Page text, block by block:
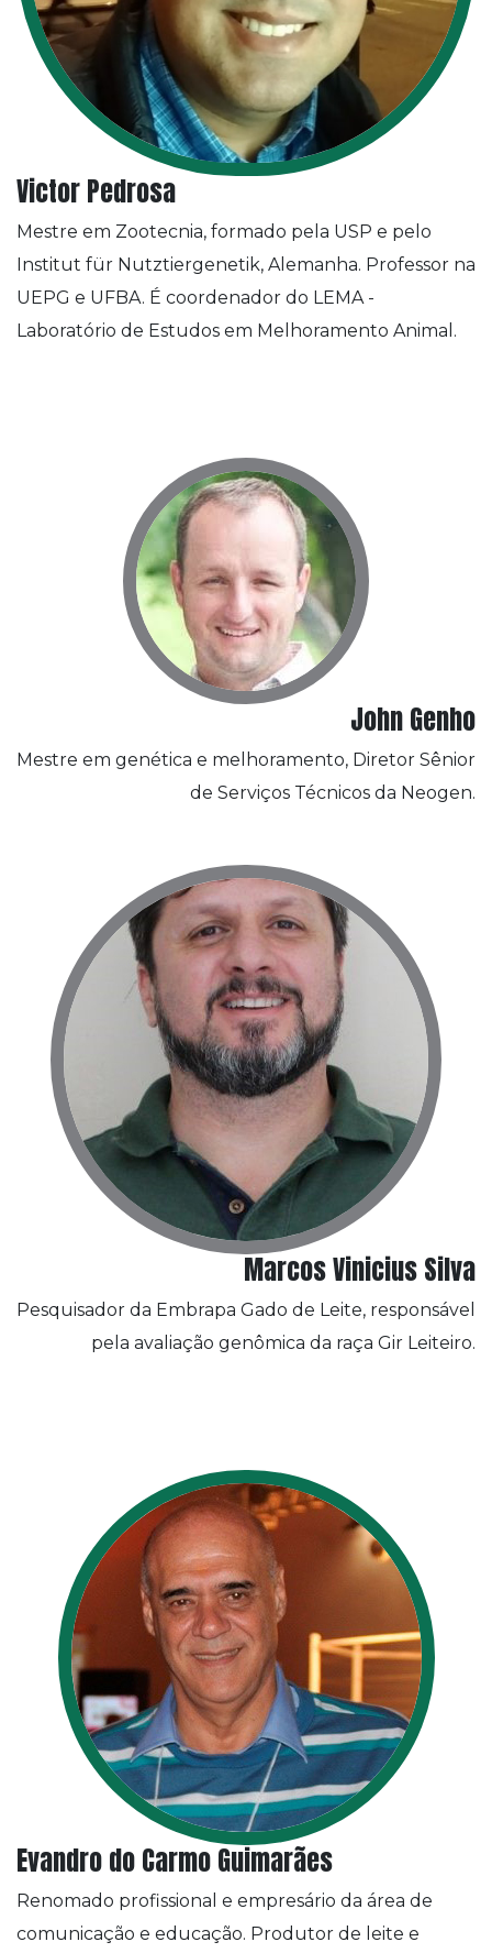
Victor Pedrosa
Mestre em Zootecnia, formado pela USP e pelo
Institut für Nutztiergenetik, Alemanha. Professor na
UEPG e UFBA. É coordenador do LEMA -
Laboratório de Estudos em Melhoramento Animal.
John Genho
Mestre em genética e melhoramento, Diretor Sênior
de Serviços Técnicos da Neogen.
Marcos Vinicius Silva
Pesquisador da Embrapa Gado de Leite, responsável
pela avaliação genômica da raça Gir Leiteiro.
Evandro do Carmo Guimarães
Renomado profissional e empresário da área de
comunicação e educação. Produtor de leite e